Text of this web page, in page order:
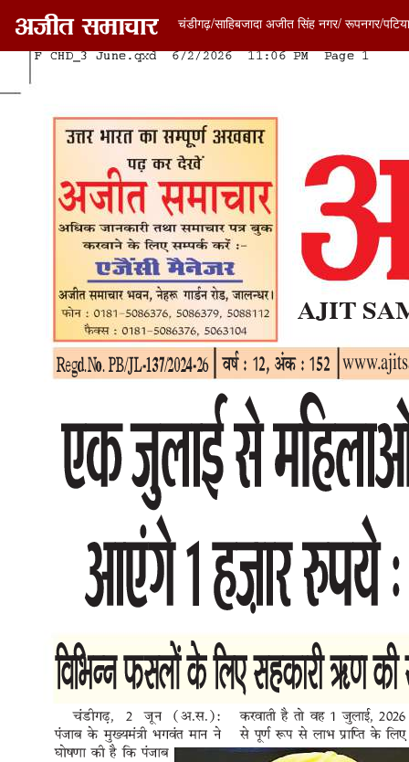
चंडीगढ़/साहिबजादा अजीत सिंह नगर/ रूपनगर/